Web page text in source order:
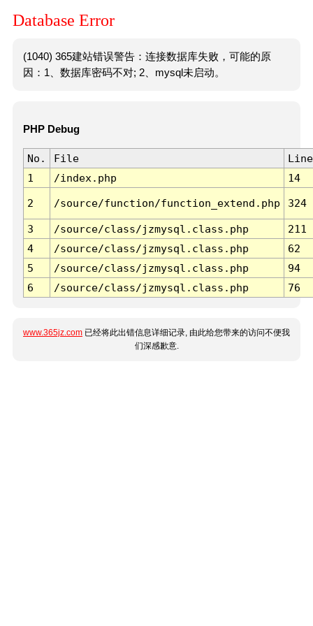
Database Error
(1040) 365建站错误警告：连接数据库失败，可能的原
因：1、数据库密码不对; 2、mysql未启动。
PHP Debug
No. File
Line
1
/index.php 14
2 /source/function/function_extend.php 324
3 /source/class/jzmysql.class.php
211
4
/source/class/jzmysql.class.php
62
5
/source/class/jzmysql.class.php
94
6
/source/class/jzmysql.class.php 76
www.365jz.com 已经将此出错信息详细记录, 由此给您带来的访问不便我
们深感歉意.